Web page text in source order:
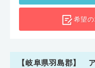
希望
【岐阜県羽島郡】